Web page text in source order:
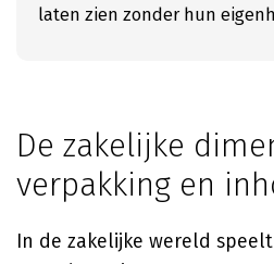
laten zien zonder hun
De zakelijke
verpakking en
In de zakelijke wereld